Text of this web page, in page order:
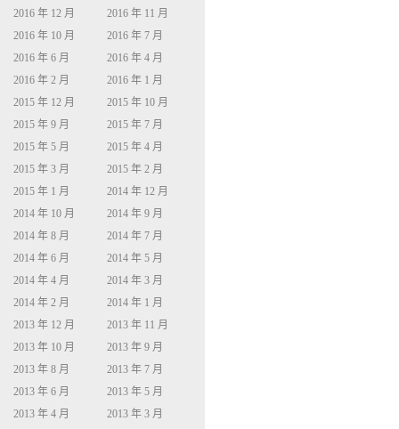
2016 年 12 月
2016 年 11 月
2016 年 10 月
2016 年 7 月
2016 年 6 月
2016 年 4 月
2016 年 2 月
2016 年 1 月
2015 年 12 月
2015 年 10 月
2015 年 9 月
2015 年 7 月
2015 年 5 月
2015 年 4 月
2015 年 3 月
2015 年 2 月
2015 年 1 月
2014 年 12 月
2014 年 10 月
2014 年 9 月
2014 年 8 月
2014 年 7 月
2014 年 6 月
2014 年 5 月
2014 年 4 月
2014 年 3 月
2014 年 2 月
2014 年 1 月
2013 年 12 月
2013 年 11 月
2013 年 10 月
2013 年 9 月
2013 年 8 月
2013 年 7 月
2013 年 6 月
2013 年 5 月
2013 年 4 月
2013 年 3 月